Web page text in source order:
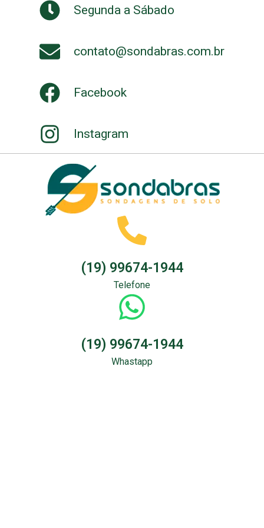
Segunda a Sábado
contato@sondabras.com.br
Facebook
Instagram
(19) 99674-1944
Telefone
(19) 99674-1944
Whastapp